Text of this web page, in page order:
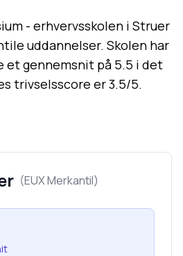
- erhvervsskolen i Struer
uddannelser. Skolen har
et gennemsnit på 5.5 i det
trivselsscore er 3.5/5.
(EUX Merkantil)